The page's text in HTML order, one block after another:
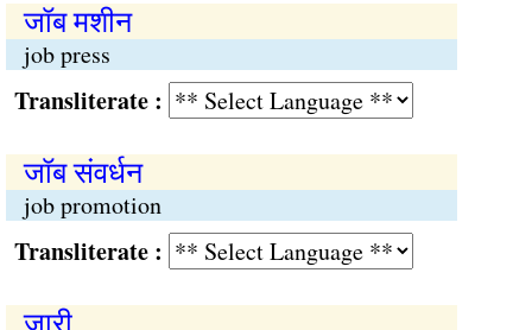
जॉब मशीन
job press
:
जॉब संवर्धन
job promotion
: